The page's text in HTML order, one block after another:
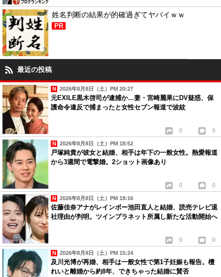
姓名判断の結果が的確過ぎてヤバイｗｗ
PR
最近の投稿
2026年8月8日（土）PM 20:27
元EXILE黒木啓司が逮捕か…妻・宮崎麗果にDV疑惑、保
護命令違反で捕まったと女性セブン報道で波紋
0 0
2026年8月8日（土）PM 18:52
戸塚純貴が彼女と結婚、相手は年下の一般女性。熱愛報道
から3週間で電撃婚。2ショット画像あり
0 0
2026年8月8日（土）PM 18:16
佐藤佳奈アナがレインボー池田直人と結婚、読売テレビ退
社理由が判明。ツインプラネット所属し新たな活動開始へ
0 0
2026年8月8日（土）PM 15:24
及川光博が再婚、相手は一般女性で第1子妊娠も報告。檀
れいと離婚から約8年、できちゃった結婚に賛否